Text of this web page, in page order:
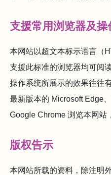
支援常用浏览器及操
本网站以超文本标示语言（
支援此标准的浏览器均可阅
操作系统所展示的效果往往
最新版本的 Microsoft Edge
Google Chrome 浏览本网站
版权告示
本网站所载的资料，除注明